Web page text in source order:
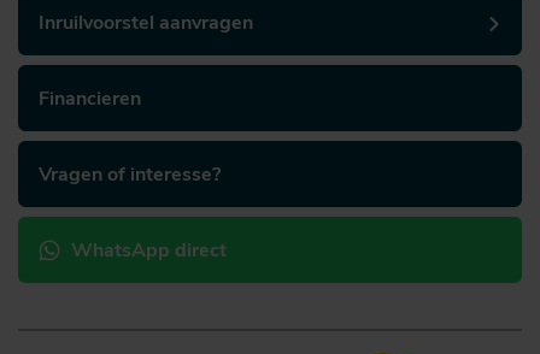
Inruilvoorstel aanvragen
Financieren
Vragen of interesse?
WhatsApp direct